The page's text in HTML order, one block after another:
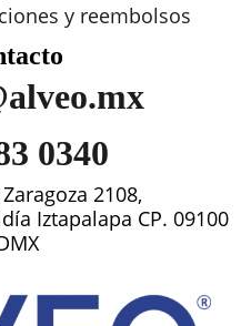
y reembolsos
0340
2108,
Iztapalapa CP. 09100